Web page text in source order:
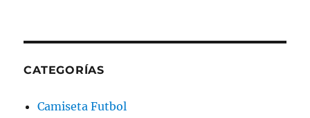
CATEGORÍAS
Camiseta Futbol